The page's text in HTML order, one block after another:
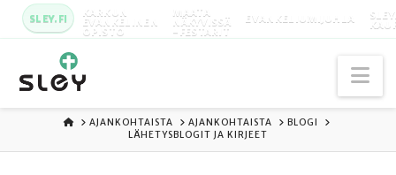
SLEY.FI KARKUN
EVANKELINEN
OPISTO
MAATA
NÄKYVISSÄ
-FESTARIT
EVANKELIUMIJUHLA
ETUSIVU
AJANKOHTAISTA AJANKOHTAISTA
BLOGI
LÄHETYSBLOGIT JA KIRJEET